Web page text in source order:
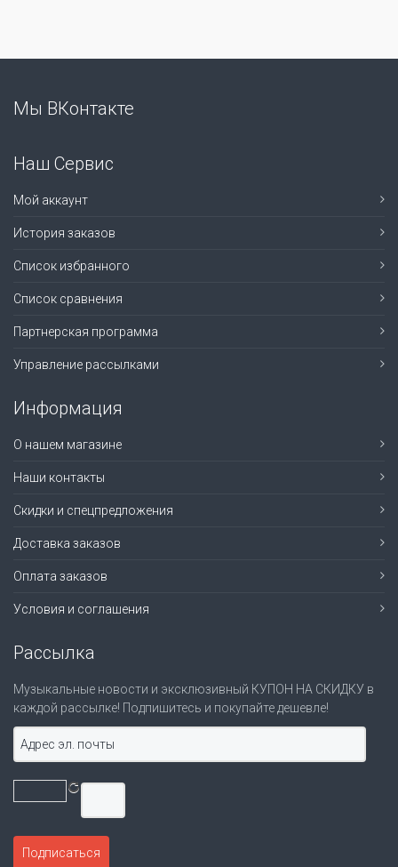
Мы ВКонтакте
Наш Сервис
Мой аккаунт
История заказов
Список избранного
Список сравнения
Партнерская программа
Управление рассылками
Информация
О нашем магазине
Наши контакты
Скидки и спецпредложения
Доставка заказов
Оплата заказов
Условия и соглашения
Рассылка
Музыкальные новости и эксклюзивный КУПОН НА СКИДКУ в
каждой рассылке! Подпишитесь и покупайте дешевле!